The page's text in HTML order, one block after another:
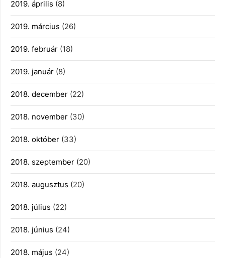
2019. április (8)
2019. március (26)
2019. február (18)
2019. január (8)
2018. december (22)
2018. november (30)
2018. október (33)
2018. szeptember (20)
2018. augusztus (20)
2018. július (22)
2018. június (24)
2018. május (24)